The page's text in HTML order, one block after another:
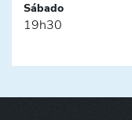
Sábado
19h30